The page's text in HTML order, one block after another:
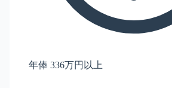
年俸 336万円以上